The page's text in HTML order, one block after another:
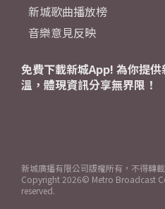
新城歌曲播放榜
音樂意見反映
免費下載新城App! 為你提
溫，體現資訊分享無界限！
新城廣播有限公司版權所有，不得轉載
Copyright 2026© Metro Broadcast
reserved.